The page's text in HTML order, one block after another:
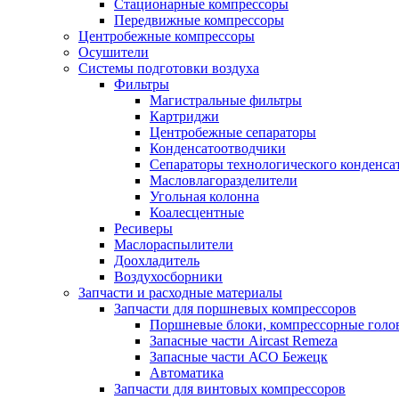
Стационарные компрессоры
Передвижные компрессоры
Центробежные компрессоры
Осушители
Системы подготовки воздуха
Фильтры
Магистральные фильтры
Картриджи
Центробежные сепараторы
Конденсатоотводчики
Сепараторы технологического
Масловлагоразделители
Угольная колонна
Коалесцентные
Ресиверы
Маслораспылители
Доохладитель
Воздухосборники
Запчасти и расходные материалы
Запчасти для поршневых компрессоров
Поршневые блоки, компрессорные
Запасные части Aircast Remeza
Запасные части АСО Бежецк
Автоматика
Запчасти для винтовых компрессоров